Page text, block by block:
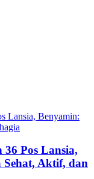
36 Pos Lansia,
Aktif, dan